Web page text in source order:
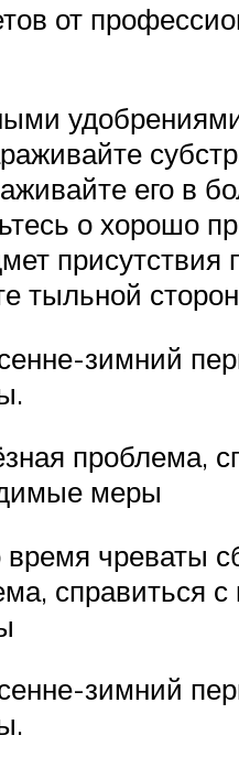
от
его в
о хорошо
тыльной
зимний
проблема,
меры
чреваты
справиться
зимний